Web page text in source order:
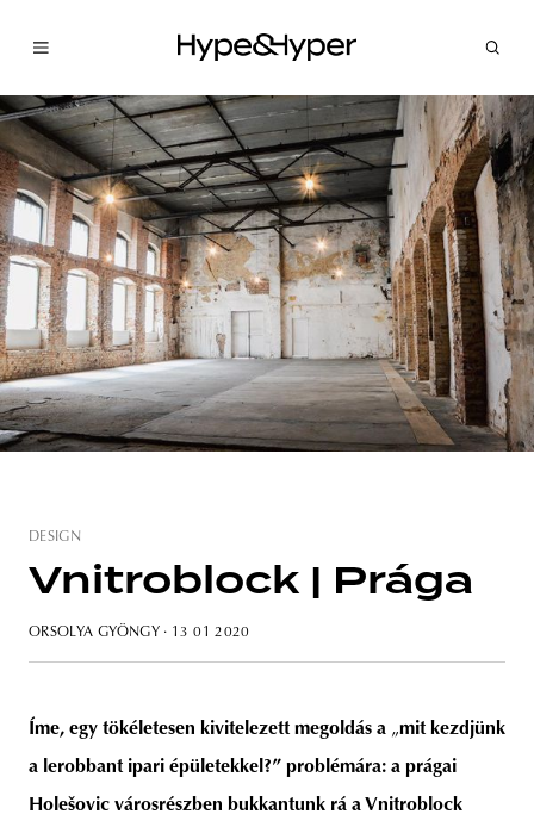
budapest poland branding
DESIGN
Vnitroblock | Prága
ORSOLYA GYÖNGY · 13 01 2020
Íme, egy tökéletesen kivitelezett megoldás a „mit kezdjünk
a lerobbant ipari épületekkel?” problémára: a prágai
Holešovic városrészben bukkantunk rá a Vnitroblock